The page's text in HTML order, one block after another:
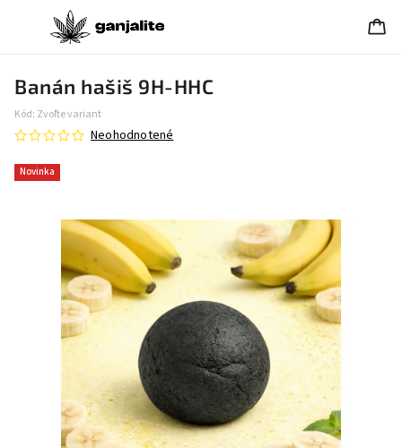
Banán hašiš 9H-HHC
Kód: Zvoľte variant
Novinka
Neohodnotené